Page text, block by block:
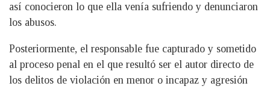
así conocieron lo que ella venía sufriendo y denunciaron
los abusos.
Posteriormente, el responsable fue capturado y sometido
al proceso penal en el que resultó ser el autor directo de
los delitos de violación en menor o incapaz y agresión